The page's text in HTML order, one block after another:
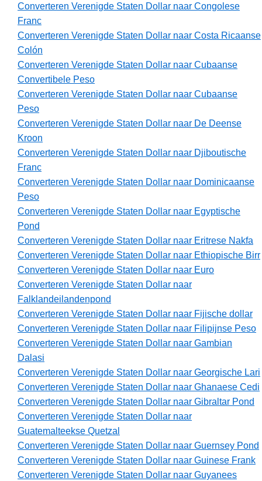
Converteren Verenigde Staten Dollar naar Congolese
Franc
Converteren Verenigde Staten Dollar naar Costa Ricaanse
Colón
Converteren Verenigde Staten Dollar naar Cubaanse
Convertibele Peso
Converteren Verenigde Staten Dollar naar Cubaanse
Peso
Converteren Verenigde Staten Dollar naar De Deense
Kroon
Converteren Verenigde Staten Dollar naar Djiboutische
Franc
Converteren Verenigde Staten Dollar naar Dominicaanse
Peso
Converteren Verenigde Staten Dollar naar Egyptische
Pond
Converteren Verenigde Staten Dollar naar Eritrese Nakfa
Converteren Verenigde Staten Dollar naar Ethiopische Birr
Converteren Verenigde Staten Dollar naar Euro
Converteren Verenigde Staten Dollar naar
Falklandeilandenpond
Converteren Verenigde Staten Dollar naar Fijische dollar
Converteren Verenigde Staten Dollar naar Filipijnse Peso
Converteren Verenigde Staten Dollar naar Gambian
Dalasi
Converteren Verenigde Staten Dollar naar Georgische Lari
Converteren Verenigde Staten Dollar naar Ghanaese Cedi
Converteren Verenigde Staten Dollar naar Gibraltar Pond
Converteren Verenigde Staten Dollar naar
Guatemalteekse Quetzal
Converteren Verenigde Staten Dollar naar Guernsey Pond
Converteren Verenigde Staten Dollar naar Guinese Frank
Converteren Verenigde Staten Dollar naar Guyanees